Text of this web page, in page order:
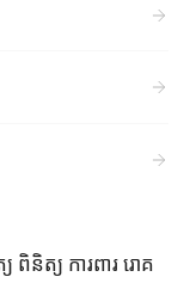
ពិនិត្យ ការពារ រោគ